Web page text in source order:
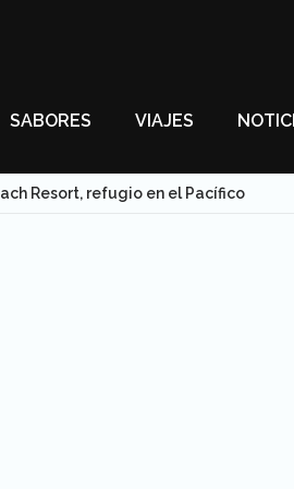
SABORES VIAJES
Resort, refugio en el Pacífico